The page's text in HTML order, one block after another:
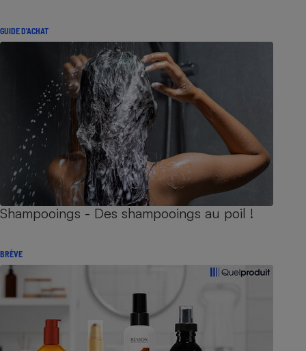
GUIDE D'ACHAT
Shampooings - Des shampooings au poil !
BRÈVE